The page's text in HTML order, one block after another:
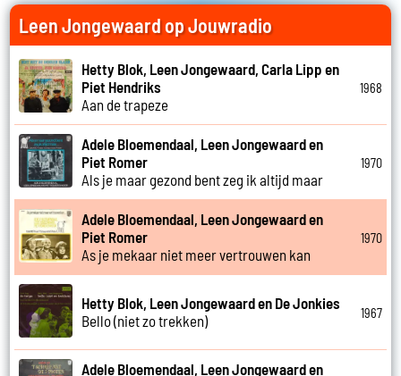
Leen Jongewaard op Jouwradio
Hetty Blok, Leen Jongewaard, Carla Lipp en
Piet Hendriks
Aan de trapeze
1968
Adele Bloemendaal, Leen Jongewaard en
Piet Romer
Als je maar gezond bent zeg ik altijd maar
1970
Adele Bloemendaal, Leen Jongewaard en
Piet Romer
As je mekaar niet meer vertrouwen kan
1970
Hetty Blok, Leen Jongewaard en De Jonkies
Bello (niet zo trekken)
1967
Adele Bloemendaal, Leen Jongewaard en